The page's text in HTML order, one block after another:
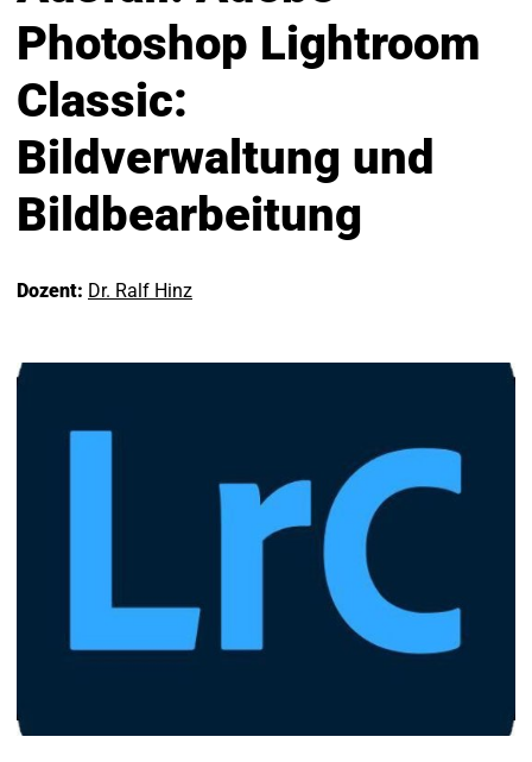
Photoshop Lightroom
Classic:
Bildverwaltung und
Bildbearbeitung
Dozent: Dr. Ralf Hinz